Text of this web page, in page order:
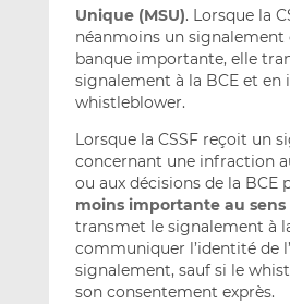
Unique (MSU). Lorsque la
néanmoins un signalement
banque importante, elle
signalement à la BCE et en
whistleblower.
Lorsque la CSSF reçoit un
concernant une infraction
ou aux décisions de la BCE
moins importante au sens
transmet le signalement à
communiquer l’identité de
signalement, sauf si le
son consentement exprès.